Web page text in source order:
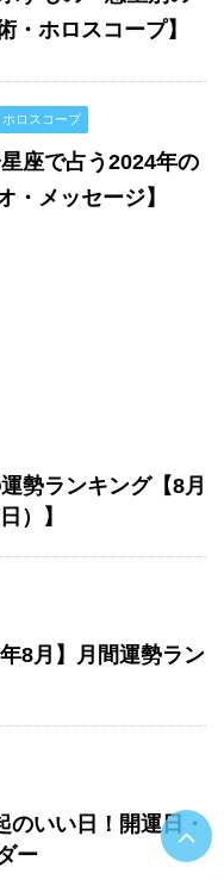
・ホロスコープ】
ロスコープ
座で占う2024年の
・メッセージ】
勢ランキング【8月
）】
8月】月間運勢ラン
のいい日！開運日・
ー